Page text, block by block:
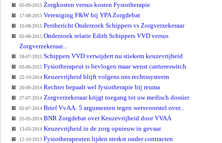
05-09-2015 Zorgkosten versus kosten Fysiotherapie
17-08-2015 Vereniging F&W bij YPA Zorgdebat
10-08-2015 Persbericht Onderzoek Schippers vs Zorgverzekeraar
02-08-2015 Onderzoek relatie Edith Schippers VVD versus
Zorgverzekeraar...
18-07-2015 Schippers VVD verwijdert nu stiekem keuzevrijheid
03-06-2015 Fysiotherapeut is bevlogen maar wenst carriereswitch
22-10-2014 Keuzevrijheid blijft volgens ons rechtssysteem
20-09-2014 Rechter bepaalt wel fysiotherapie bij reuma
27-07-2014 Zorgverzekeraar krijgt toegang tot uw medisch dossier
02-07-2014 Brief VvAA: 5 argumenten tegen wetsvoorstel over...
25-05-2014 BNR Zorgdebat over Keuzevrijheid door VVAA
13-03-2014 Keuzevrijheid in de zorg opnieuw in gevaar
12-10-2013 Fysiotherapeuten lijden sterkst onder contracten